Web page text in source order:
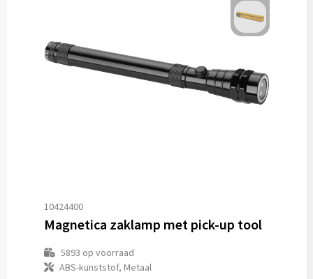
10424400
Magnetica zaklamp met pick-up tool
5893 op voorraad
ABS-kunststof, Metaal